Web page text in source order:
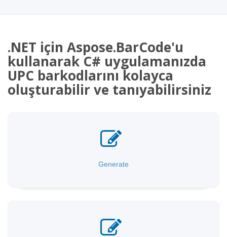
.NET için Aspose.BarCode'u
kullanarak C# uygulamanızda
UPC barkodlarını kolayca
oluşturabilir ve tanıyabilirsiniz
Generate